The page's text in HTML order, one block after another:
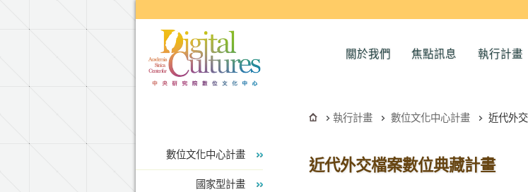
關於我們 焦點訊息 執行計畫
執行計畫 數位文化中心計畫 近代外
近代外交檔案數位典藏計畫
數位文化中心計畫
國家型計畫